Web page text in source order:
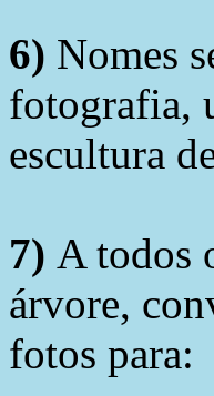
6) Nomes
fotografia,
escultura
7) A todos
árvore,
fotos para: